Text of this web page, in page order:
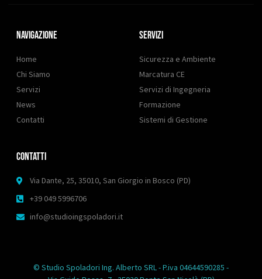
Navigazione
Home
Chi Siamo
Servizi
News
Contatti
SERVIZI
Sicurezza e Ambiente
Marcatura CE
Servizi di Ingegneria
Formazione
Sistemi di Gestione
ContaTTI
Via Dante, 25, 35010, San Giorgio in Bosco (PD)
+39 049 5996706
info@studioingspoladori.it
© Studio Spoladori Ing. Alberto SRL - P.iva 04644590285 -